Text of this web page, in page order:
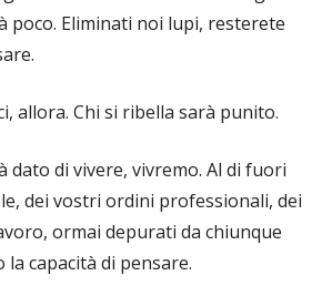
poco. Eliminati noi lupi, resterete
allora. Chi si ribella sarà punito.
dato di vivere, vivremo. Al di fuori
dei vostri ordini professionali, dei
ormai depurati da chiunque
capacità di pensare.